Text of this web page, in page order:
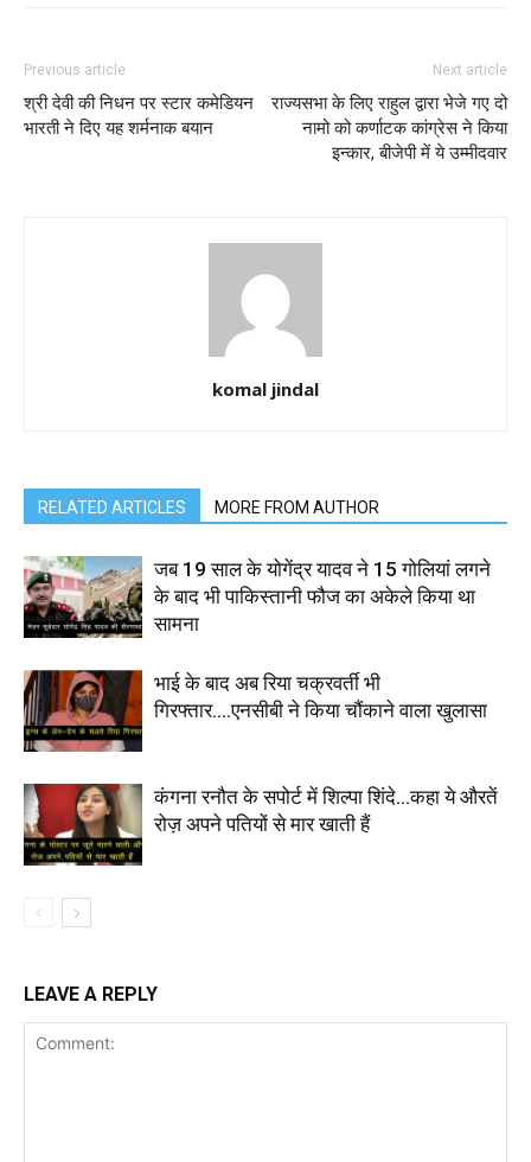
Previous article
श्री देवी की निधन पर स्टार कमेडियन
भारती ने दिए यह शर्मनाक बयान
Next article
राज्यसभा के लिए राहुल द्वारा भेजे गए दो
नामो को कर्णाटक कांग्रेस ने किया
इन्कार, बीजेपी में ये उम्मीदवार
komal jindal
RELATED ARTICLES MORE FROM AUTHOR
जब 19 साल के योगेंद्र यादव ने 15 गोलियां लगने
के बाद भी पाकिस्तानी फौज का अकेले किया था
सामना
भाई के बाद अब रिया चक्रवर्ती भी
गिरफ्तार….एनसीबी ने किया चौंकाने वाला खुलासा
कंगना रनौत के सपोर्ट में शिल्पा शिंदे…कहा ये औरतें
रोज़ अपने पतियों से मार खाती हैं
LEAVE A REPLY